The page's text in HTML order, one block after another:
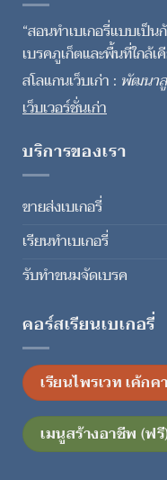
“สอนทำเบเกอรี่แบบเป็
เบรคภูเก็ตและพื้นที่ใกล้เ
สโลแกนเว็บเก่า : พัฒนา
เว็บเวอร์ชั่นเก่า
บริการของเรา
ขายส่งเบเกอรี่
เรียนทำเบเกอรี่
รับทำขนมจัดเบรค
คอร์สเรียนเบเกอรี่
เรียนไพรเวท เค้กค
เมนูสร้างอาชีพ (ฟ